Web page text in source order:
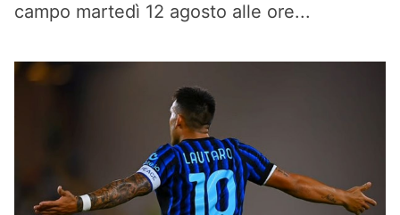
campo martedì 12 agosto alle ore...